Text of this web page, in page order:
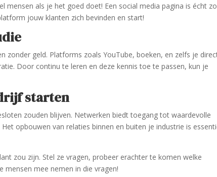
mensen als je het goed doet! Een social media pagina is écht zo
jouw klanten zich bevinden en start!
zonder geld. Platforms zoals YouTube, boeken, en zelfs je
Door continu te leren en deze kennis toe te passen, kun je
starten
zouden blijven. Netwerken biedt toegang tot waardevolle
opbouwen van relaties binnen en buiten je industrie is
zou zijn. Stel ze vragen, probeer erachter te komen welke
mensen mee nemen in die vragen!